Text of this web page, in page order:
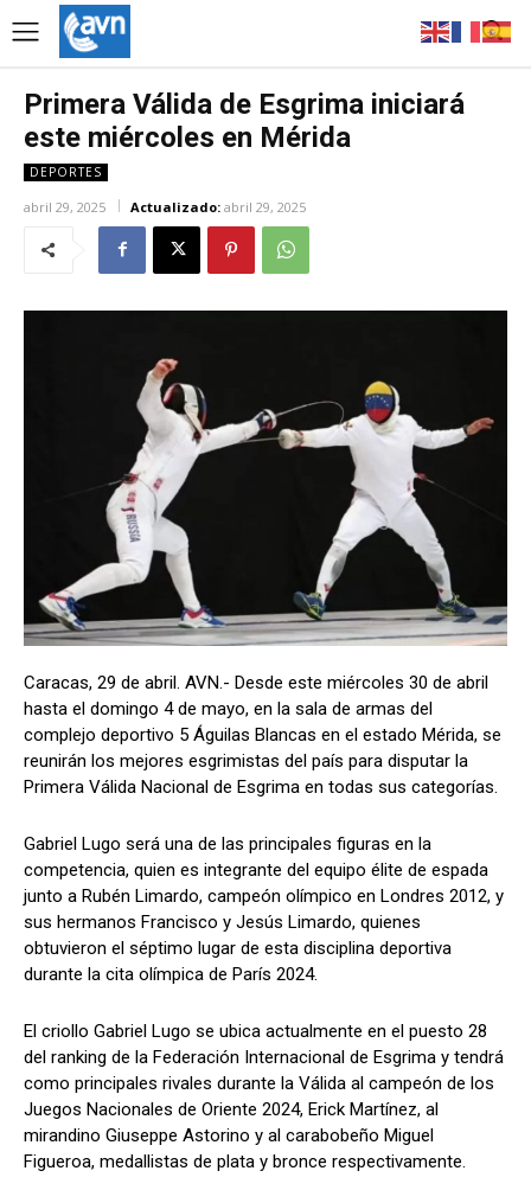
Primera Válida de Esgrima iniciará
este miércoles en Mérida
DEPORTES
abril 29, 2025 Actualizado: abril 29, 2025
Caracas, 29 de abril. AVN.- Desde este miércoles 30 de abril
hasta el domingo 4 de mayo, en la sala de armas del
complejo deportivo 5 Águilas Blancas en el estado Mérida, se
reunirán los mejores esgrimistas del país para disputar la
Primera Válida Nacional de Esgrima en todas sus categorías.
Gabriel Lugo será una de las principales figuras en la
competencia, quien es integrante del equipo élite de espada
junto a Rubén Limardo, campeón olímpico en Londres 2012, y
sus hermanos Francisco y Jesús Limardo, quienes
obtuvieron el séptimo lugar de esta disciplina deportiva
durante la cita olímpica de París 2024.
El criollo Gabriel Lugo se ubica actualmente en el puesto 28
del ranking de la Federación Internacional de Esgrima y tendrá
como principales rivales durante la Válida al campeón de los
Juegos Nacionales de Oriente 2024, Erick Martínez, al
mirandino Giuseppe Astorino y al carabobeño Miguel
Figueroa, medallistas de plata y bronce respectivamente.